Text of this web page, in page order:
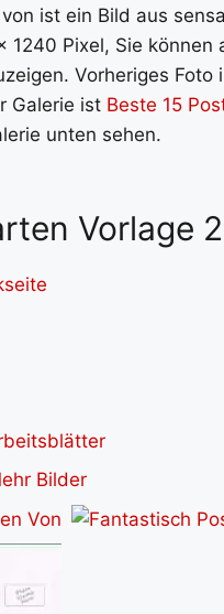
ist ein Bild aus
Pixel, Sie können
Vorheriges Foto
Galerie ist Beste 15
unten sehen.
Vorlage